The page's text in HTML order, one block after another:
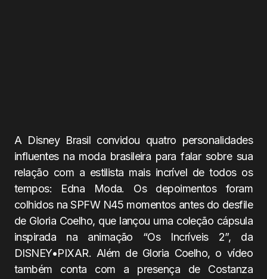
A Disney Brasil convidou quatro personalidades
influentes na moda brasileira para falar sobre sua
relação com a estilista mais incrível de todos os
tempos: Edna Moda. Os depoimentos foram
colhidos na SPFW N45 momentos antes do desfile
de Gloria Coelho, que lançou uma coleção cápsula
inspirada na animação “Os Incríveis 2”, da
DISNEY•PIXAR. Além de Gloria Coelho, o vídeo
também conta com a presença de Costanza